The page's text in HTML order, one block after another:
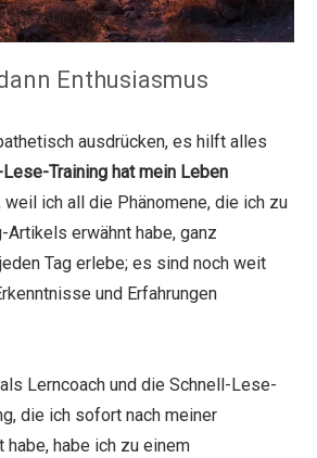
Enthusiasmus
ausdrücken, es hilft alles
Training hat mein Leben
weil ich all die Phänomene, die ich zu
erwähnt habe, ganz
Tag erlebe; es sind noch weit
und Erfahrungen
Lerncoach und die Schnell-Lese-
die ich sofort nach meiner
habe ich zu einem